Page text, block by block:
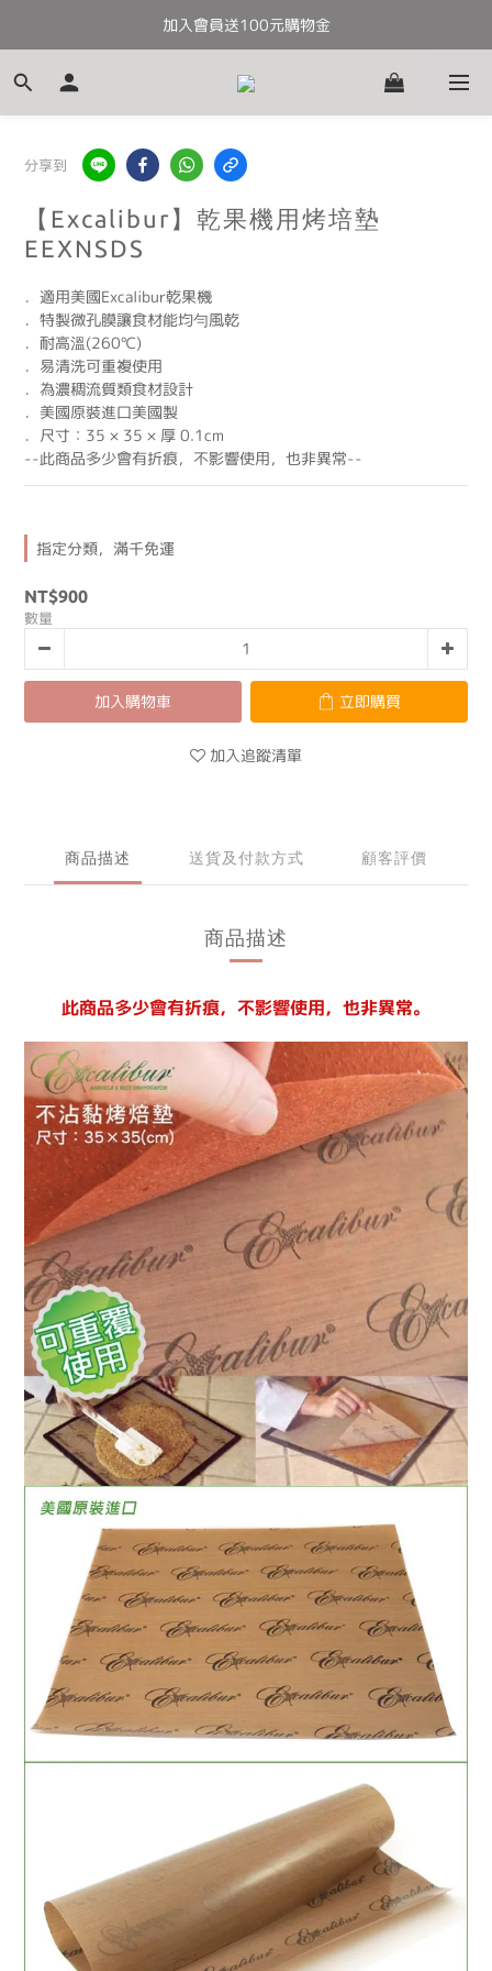
全館滿千免運
加入會員送100元購物金
全館滿千免運
分享到
【Excalibur】乾果機用烤培墊
EEXNSDS
．適用美國Excalibur乾果機
．特製微孔膜讓食材能均勻風乾
．耐高溫(260℃)
．易清洗可重複使用
．為濃稠流質類食材設計
．美國原裝進口美國製
．尺寸：35 × 35 × 厚 0.1cm
--此商品多少會有折痕，不影響使用，也非異常--
指定分類，滿千免運
NT$900
數量
加入購物車 立即購買
加入追蹤清單
商品描述 送貨及付款方式 顧客評價
商品描述
此商品多少會有折痕，不影響使用，也非異常。